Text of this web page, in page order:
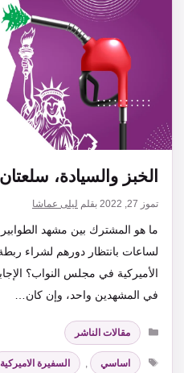
الخبز والسيادة،
تموز 27, 2022 بقلم ليلى عماشا
ما هو المشترك بين مشهد
لساعات بانتظار دورهم لشراء
الأميركية في مجلس النواب؟
في المشهدين واحد، وإن كان…
التصنيفات
مقالات الناشر
الوسوم
اساسي السفيرة الاميركية